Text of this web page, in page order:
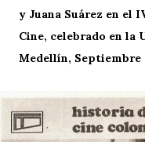
y Juana Suárez en el
Cine, celebrado en la
Medellín, Septiembre